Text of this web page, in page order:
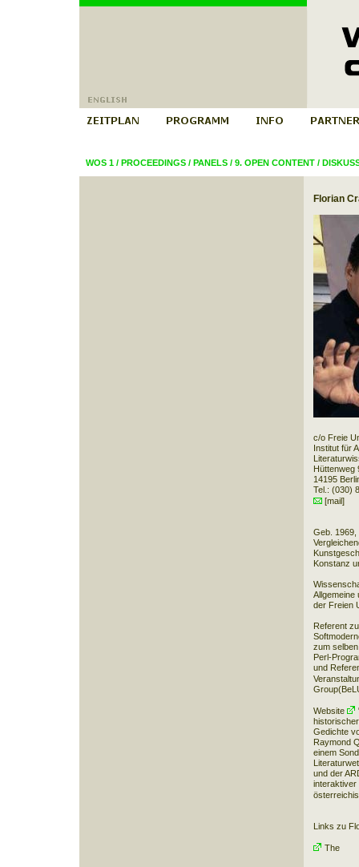
WOS 1/ PROCEEDINGS/ PANELS/ 9. OPEN CONTENT/
Florian
c/o Freie
Institut für
Hüttenweg
14195
Tel.: (030)
[mail]
Geb. 1969,
Konstanz
Allgemeine
der Freien
Referent
zum
Perl-
und
Group
Website
Gedichte
Raymond
einem
und der
interaktiver
Links zu
The